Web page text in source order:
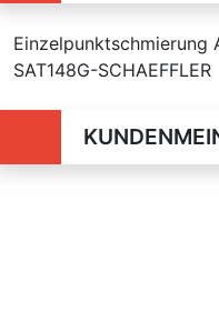
Einzelpunktschmierung
SAT148G-SCHAEFFLER